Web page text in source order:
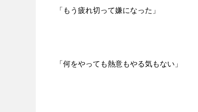
「もう疲れ切って嫌になった」
「何をやっても熱意もやる気もない」